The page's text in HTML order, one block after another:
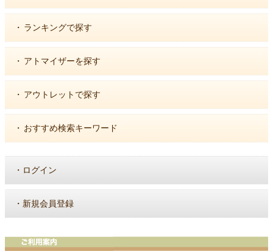
・ ランキングで探す
・ アトマイザーを探す
・ アウトレットで探す
・ おすすめ検索キーワード
・ ログイン
・ 新規会員登録